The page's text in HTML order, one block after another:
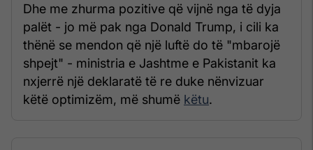
Dhe me zhurma pozitive që vijnë nga të dyja
palët - jo më pak nga Donald Trump, i cili ka
thënë se mendon që një luftë do të "mbarojë
shpejt" - ministria e Jashtme e Pakistanit ka
nxjerrë një deklaratë të re duke nënvizuar
këtë optimizëm, më shumë këtu.